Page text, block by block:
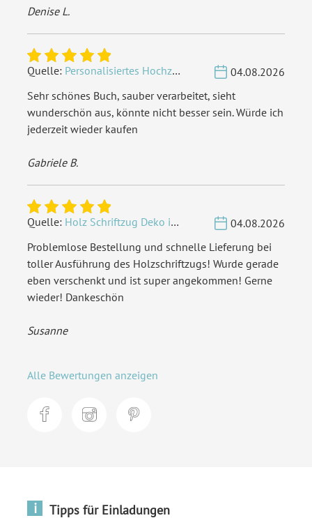
Denise L.
Quelle: Personalisiertes Hochzeit Gästebuch A4 - Herzbaum
04.08.2026
Sehr schönes Buch, sauber verarbeitet, sieht
wunderschön aus, könnte nicht besser sein. Würde ich
jederzeit wieder kaufen
Gabriele B.
Quelle: Holz Schriftzug Deko individuell - Wunschname
04.08.2026
Problemlose Bestellung und schnelle Lieferung bei
toller Ausführung des Holzschriftzugs! Wurde gerade
eben verschenkt und ist super angekommen! Gerne
wieder! Dankeschön
Susanne
Alle Bewertungen anzeigen
i Tipps für Einladungen